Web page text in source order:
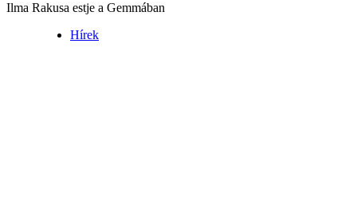
Ilma Rakusa estje a Gemmában
Hírek